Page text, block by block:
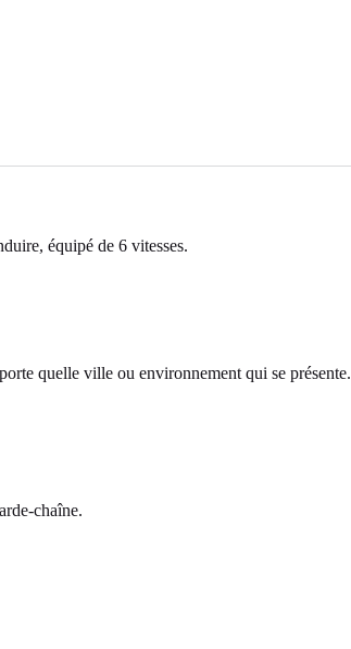
équipé de 6 vitesses.
quelle ville ou environnement qui se présente.
chaîne.